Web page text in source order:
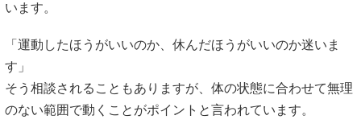
います。
「運動したほうがいいのか、休んだほうがいいのか迷いま
す」
そう相談されることもありますが、体の状態に合わせて無理
のない範囲で動くことがポイントと言われています。